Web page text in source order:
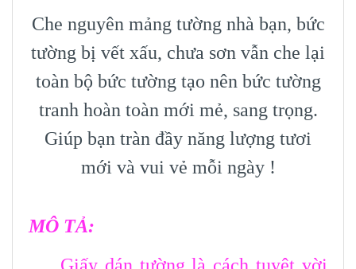
Che nguyên mảng tường nhà bạn, bức
tường bị vết xấu, chưa sơn vẫn che lại
toàn bộ bức tường tạo nên bức tường
tranh hoàn toàn mới mẻ, sang trọng.
Giúp bạn tràn đầy năng lượng tươi
mới và vui vẻ mỗi ngày !
MÔ TẢ: